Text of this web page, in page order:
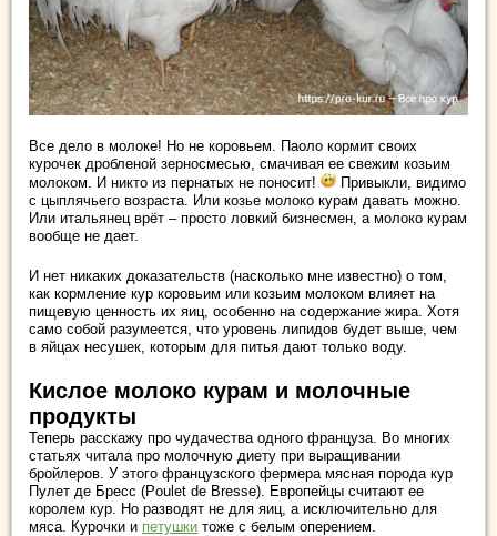
Все дело в молоке! Но не коровьем. Паоло кормит своих
курочек дробленой зерносмесью, смачивая ее свежим козьим
молоком. И никто из пернатых не поносит!
Привыкли, видимо
с цыплячьего возраста. Или козье молоко курам давать можно.
Или итальянец врёт – просто ловкий бизнесмен, а молоко курам
вообще не дает.
И нет никаких доказательств (насколько мне известно) о том,
как кормление кур коровьим или козьим молоком влияет на
пищевую ценность их яиц, особенно на содержание жира. Хотя
само собой разумеется, что уровень липидов будет выше, чем
в яйцах несушек, которым для питья дают только воду.
Кислое молоко курам и молочные
продукты
Теперь расскажу про чудачества одного француза. Во многих
статьях читала про молочную диету при выращивании
бройлеров. У этого французского фермера мясная порода кур
Пулет де Бресс (Poulet de Bresse). Европейцы считают ее
королем кур. Но разводят не для яиц, а исключительно для
мяса. Курочки и петушки тоже с белым оперением.